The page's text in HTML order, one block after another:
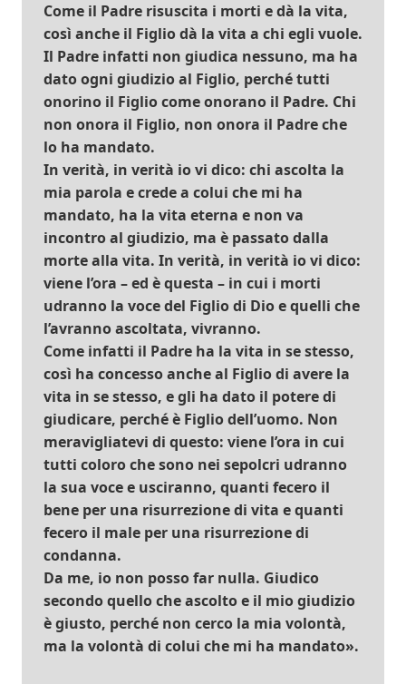
Come il Padre risuscita i morti e dà la vita,
così anche il Figlio dà la vita a chi egli vuole.
Il Padre infatti non giudica nessuno, ma ha
dato ogni giudizio al Figlio, perché tutti
onorino il Figlio come onorano il Padre. Chi
non onora il Figlio, non onora il Padre che
lo ha mandato.
In verità, in verità io vi dico: chi ascolta la
mia parola e crede a colui che mi ha
mandato, ha la vita eterna e non va
incontro al giudizio, ma è passato dalla
morte alla vita. In verità, in verità io vi dico:
viene l’ora – ed è questa – in cui i morti
udranno la voce del Figlio di Dio e quelli che
l’avranno ascoltata, vivranno.
Come infatti il Padre ha la vita in se stesso,
così ha concesso anche al Figlio di avere la
vita in se stesso, e gli ha dato il potere di
giudicare, perché è Figlio dell’uomo. Non
meravigliatevi di questo: viene l’ora in cui
tutti coloro che sono nei sepolcri udranno
la sua voce e usciranno, quanti fecero il
bene per una risurrezione di vita e quanti
fecero il male per una risurrezione di
condanna.
Da me, io non posso far nulla. Giudico
secondo quello che ascolto e il mio giudizio
è giusto, perché non cerco la mia volontà,
ma la volontà di colui che mi ha mandato».